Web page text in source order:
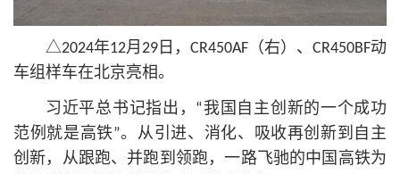
△2024年12月29日，CR450AF（右）、CR450BF动
车组样车在北京亮相。
习 近平总书记指出，“我国自主创新的一个成功
范例就是高铁”。从引进、消化、吸收再创新到自主
创新，从跟跑、并跑到领跑，一路飞驰的中国高铁为